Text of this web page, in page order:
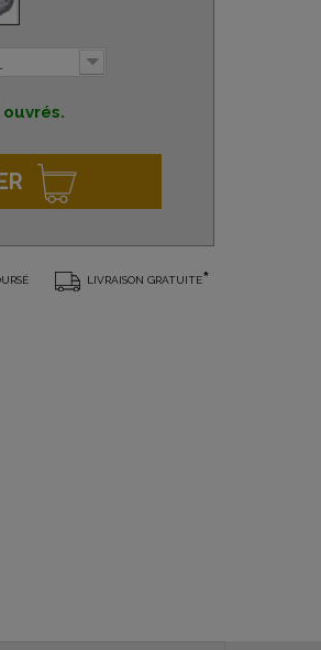
LIVRAISON GRATUITE*